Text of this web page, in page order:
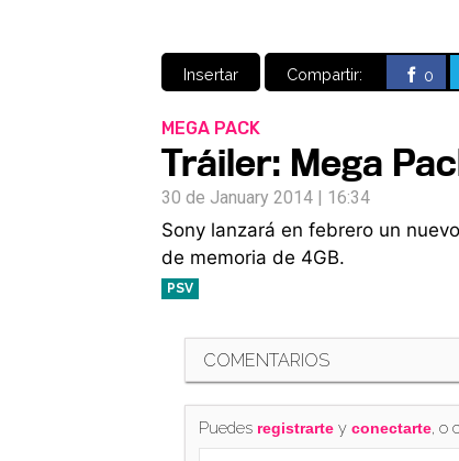
Insertar Compartir: 0
MEGA PACK
Tráiler: Mega
30 de January 2014 | 16:34
Sony lanzará en febrero un
de memoria de 4GB.
PSV
COMENTARIOS
Puedes registrartey conectarte, o